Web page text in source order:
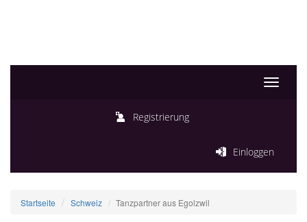
Toggle
Registrierung
Einloggen
Startseite Schweiz Tanzpartner aus Egolzwil